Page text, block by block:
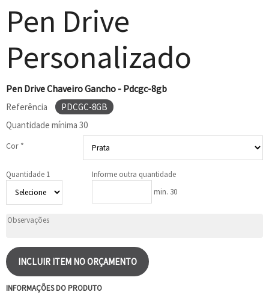
Pen Drive
Personalizado
Pen Drive Chaveiro Gancho - Pdcgc-8gb
Referência
PDCGC-8GB
Quantidade mínima 30
Cor *
Quantidade 1
Informe outra quantidade
min. 30
INCLUIR ITEM NO ORÇAMENTO
INFORMAÇÕES DO PRODUTO